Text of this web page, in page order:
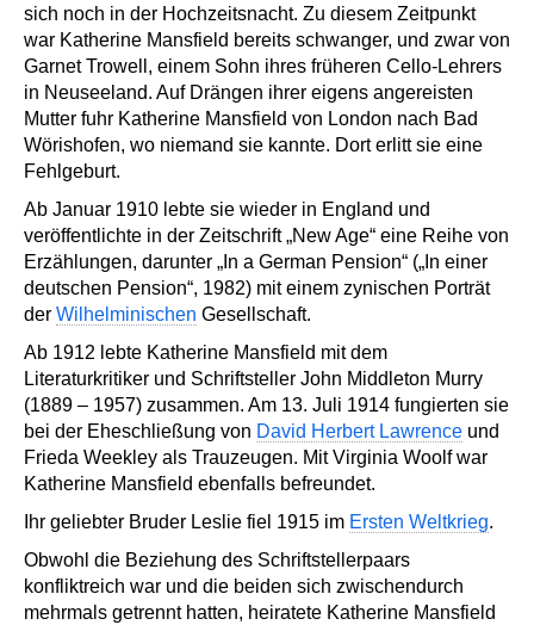
sich noch in der Hochzeitsnacht. Zu diesem Zeitpunkt
war Katherine Mansfield bereits schwanger, und zwar von
Garnet Trowell, einem Sohn ihres früheren Cello-Lehrers
in Neuseeland. Auf Drängen ihrer eigens angereisten
Mutter fuhr Katherine Mansfield von London nach Bad
Wörishofen, wo niemand sie kannte. Dort erlitt sie eine
Fehlgeburt.
Ab Januar 1910 lebte sie wieder in England und
veröffentlichte in der Zeitschrift „New Age“ eine Reihe von
Erzählungen, darunter „In a German Pension“ („In einer
deutschen Pension“, 1982) mit einem zynischen Porträt
der Wilhelminischen Gesellschaft.
Ab 1912 lebte Katherine Mansfield mit dem
Literaturkritiker und Schriftsteller John Middleton Murry
(1889 – 1957) zusammen. Am 13. Juli 1914 fungierten sie
bei der Eheschließung von David Herbert Lawrence und
Frieda Weekley als Trauzeugen. Mit Virginia Woolf war
Katherine Mansfield ebenfalls befreundet.
Ihr geliebter Bruder Leslie fiel 1915 im Ersten Weltkrieg.
Obwohl die Beziehung des Schriftstellerpaars
konfliktreich war und die beiden sich zwischendurch
mehrmals getrennt hatten, heiratete Katherine Mansfield